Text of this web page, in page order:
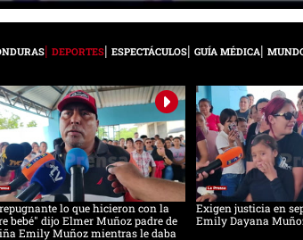
DEPORTES ESPECTÁCULOS GUÍA MÉDICA
lo que hicieron con la
bebé" dijo Elmer Muñoz padre de
Emily Muñoz mientras le daba
Exigen justicia en
Emily Dayana